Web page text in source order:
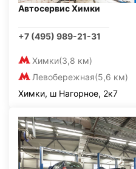
Автосервис Химки
+7 (495) 989-21-31
Химки(3,8 км)
Левобережная(5,6 км)
Химки, ш Нагорное, 2к7